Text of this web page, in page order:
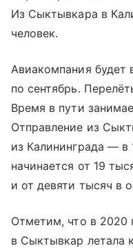
Из Сыктывкара в
человек.
Авиакомпания будет
по сентябрь.
Время в пути
Отправление из
из Калининграда — в
начинается от 19
и от девяти тысяч в
Отметим, что в 2020
в Сыктывкар летала